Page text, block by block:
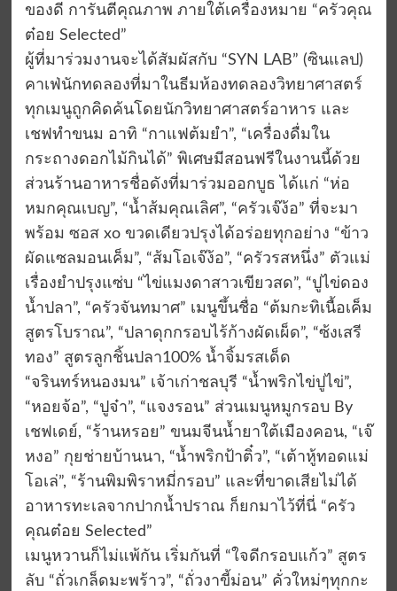
ของดี การันตีคุณภาพ ภายใต้เครื่องหมาย “ครัวคุณ
ต๋อย Selected”
ผู้ที่มาร่วมงานจะได้สัมผัสกับ “SYN LAB” (ซินแลป)
คาเฟ่นักทดลองที่มาในธีมห้องทดลองวิทยาศาสตร์
ทุกเมนูถูกคิดค้นโดยนักวิทยาศาสตร์อาหาร และ
เชฟทำขนม อาทิ “กาแฟต้มยำ”, “เครื่องดื่มใน
กระถางดอกไม้กินได้” พิเศษมีสอนฟรีในงานนี้ด้วย
ส่วนร้านอาหารชื่อดังที่มาร่วมออกบูธ ได้แก่ “ห่อ
หมกคุณเบญ”, “น้ำส้มคุณเลิศ”, “ครัวเจ๊ง้อ” ที่จะมา
พร้อม ซอส xo ขวดเดียวปรุงได้อร่อยทุกอย่าง “ข้าว
ผัดแซลมอนเค็ม”, “ส้มโอเจ๊ง้อ”, “ครัวรสหนึ่ง” ตัวแม่
เรื่องยำปรุงแซ่บ “ไข่แมงดาสาวเขียวสด”, “ปูไข่ดอง
น้ำปลา”, “ครัวจันทมาศ” เมนูขึ้นชื่อ “ต้มกะทิเนื้อเค็ม
สูตรโบราณ”, “ปลาดุกกรอบไร้ก้างผัดเผ็ด”, “ซ้งเสรี
ทอง” สูตรลูกชิ้นปลา100% น้ำจิ้มรสเด็ด
“จรินทร์หนองมน” เจ้าเก่าชลบุรี “น้ำพริกไข่ปูไข่”,
“หอยจ้อ”, “ปูจ๋า”, “แจงรอน” ส่วนเมนูหมูกรอบ By
เชฟเดย์, “ร้านหรอย” ขนมจีนน้ำยาใต้เมืองคอน, “เจ๊
หงอ” กุยช่ายบ้านนา, “น้ำพริกป้าติ๋ว”, “เต้าหู้ทอดแม่
โอเล่”, “ร้านพิมพิราหมี่กรอบ” และที่ขาดเสียไม่ได้
อาหารทะเลจากปากน้ำปราณ ก็ยกมาไว้ที่นี่ “ครัว
คุณต๋อย Selected”
เมนูหวานก็ไม่แพ้กัน เริ่มกันที่ “ใจดีกรอบแก้ว” สูตร
ลับ “ถั่วเกล็ดมะพร้าว”, “ถั่วงาขี้ม่อน” คั่วใหม่ๆทุกกะ